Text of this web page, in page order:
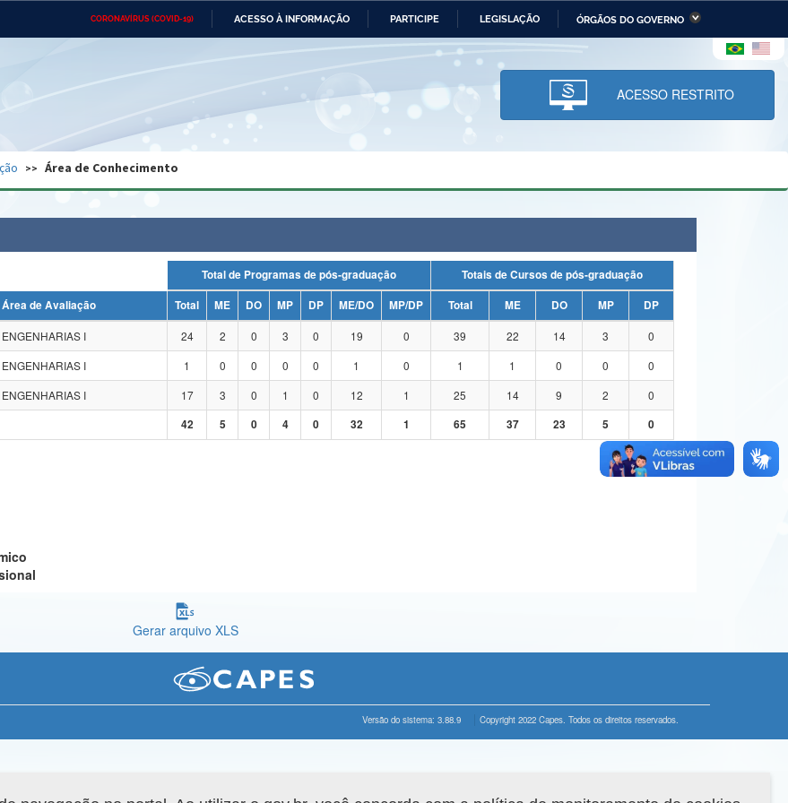
CORONAVÍRUS (COVID-19) ACESSO À INFORMAÇÃO PARTICIPE LEGISLAÇÃO ÓRGÃOS DO GOVERNO
Ministério das Relações Ministério da Economia Ministério da Infraestrutura
Ministério da Ciência,
Tecnologia, Inovações e
Comunicações
Ministério do Desenvolvimento
Regional e dos Direitos Humanos
Advocacia-Geral da União Banco Central do Brasil Planalto
ACESSO RESTRITO
Área de Conhecimento
Total de Programas de pós-graduação
Totais de Cursos de pós-graduação
Área de Avaliação Total ME DO MP DP ME/DO MP/DP Total ME DO MP
DP
ENGENHARIAS I 24 2 0 3 0 19 0 39 22 14 3
0
ENGENHARIAS I 1 0 0 0 0 1 0 1 1 0 0
0
ENGENHARIAS I 17 3 0 1 0 12 1 25 14 9 2
0
42 5 0 4 0 32 1 65 37 23 5 0
Gerar arquivo XLS
Versão do sistema: 3.88.9 Copyright 2022 Capes. Todos os direitos reservados.